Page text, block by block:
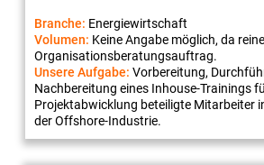
Branche: Energiewirtschaft
Volumen: Keine Angabe möglich, da
Organisationsberatungsauftrag.
Unsere Aufgabe: Vorbereitung,
Nachbereitung eines Inhouse-Trainings
Projektabwicklung beteiligte Mitarbeiter
der Offshore-Industrie.